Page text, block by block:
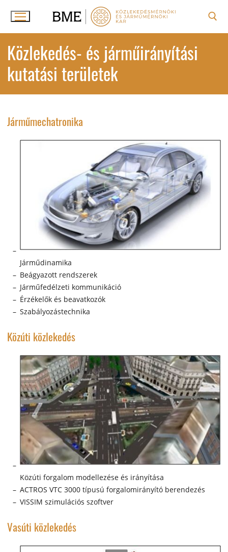
Közlekedés- és járműirányítási
kutatási területek
Járműmechatronika
Járműdinamika
Beágyazott rendszerek
Járműfedélzeti kommunikáció
Érzékelők és beavatkozók
Szabályozástechnika
Közúti közlekedés
Közúti forgalom modellezése és irányítása
ACTROS VTC 3000 típusú forgalomirányító berendezés
VISSIM szimulációs szoftver
Vasúti közlekedés